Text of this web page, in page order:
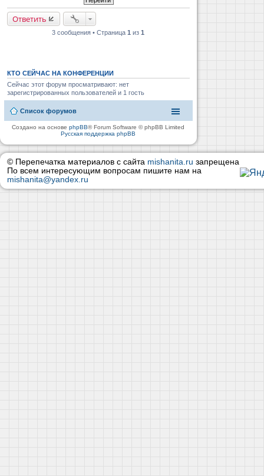
Ответить
3 сообщения • Страница1 из1
КТО СЕЙЧАС НА КОНФЕРЕНЦИИ
Сейчас этот форум просматривают: нет
зарегистрированных пользователей и 1 гость
Список форумов
Создано на основеphpBB® Forum Software © phpBB Limited
Русская поддержка phpBB
© Перепечатка материалов с сайта mishanita.ru запрещена
По всем интересующим вопросам пишите нам на
mishanita@yandex.ru